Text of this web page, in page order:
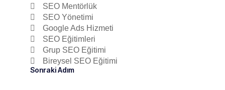
SEO Mentörlük
SEO Yönetimi
Google Ads Hizmeti
SEO Eğitimleri
Grup SEO Eğitimi
Bireysel SEO Eğitimi
Sonraki Adım